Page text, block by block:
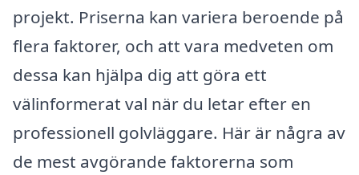
projekt. Priserna kan variera beroende på
flera faktorer, och att vara medveten om
dessa kan hjälpa dig att göra ett
välinformerat val när du letar efter en
professionell golvläggare. Här är några av
de mest avgörande faktorerna som